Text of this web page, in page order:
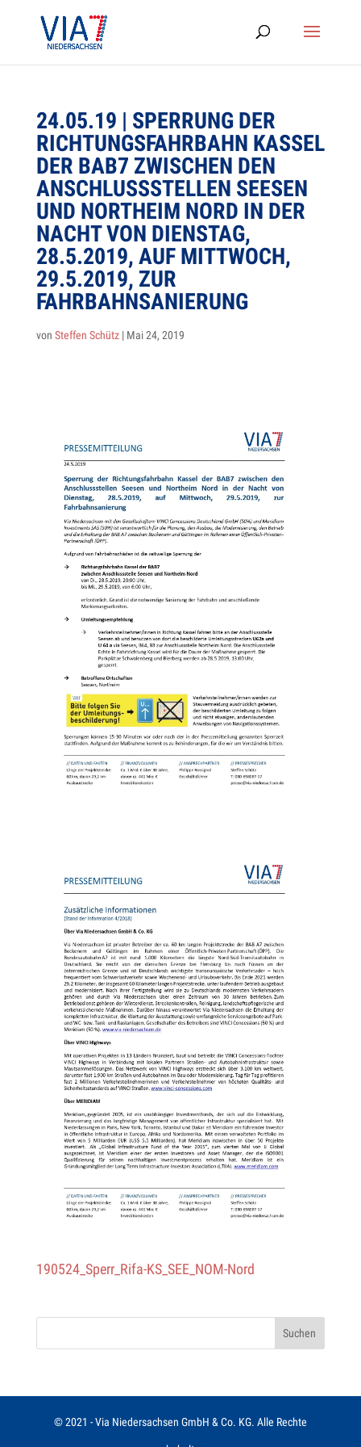
24.05.19 | SPER­RUNG DER
RICH­TUNGS­FAHR­BAHN KAS­SEL
DER BAB7 ZWI­SCHEN DEN
ANSCHLUSS­STEL­LEN SEE­SEN
UND NORT­HEIM NORD IN DER
NACHT VON DIENS­TAG,
28.5.2019, AUF MITT­WOCH,
29.5.2019, ZUR
FAHRBAHNSANIERUNG
von Steffen Schütz| Mai 24, 2019
190524_­Sper­r_Rifa-KS_­SEE_­NOM-Nord
© 2021 - Via Niedersachsen GmbH & Co. KG. Alle Rechte